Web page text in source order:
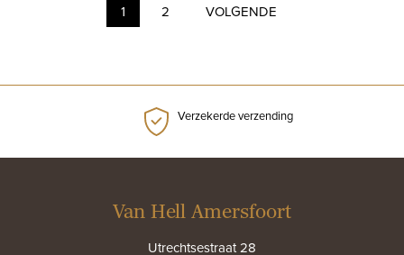
1 2 VOLGENDE
Verzekerde verzending
Van Hell Amersfoort
Utrechtsestraat 28